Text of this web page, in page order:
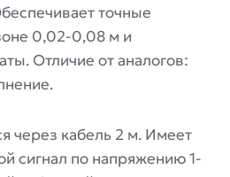
точные
0,02-0,08 м и
Отличие от аналогов:
через кабель 2 м. Имеет
сигнал по напряжению 1-